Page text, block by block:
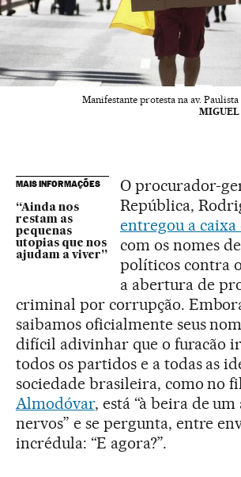
Manifestante protesta na av. Paulista
MIGUEL
MAIS INFORMAÇÕES
“Ainda nos
restam as
pequenas
utopias que nos
ajudam a viver”
O procurador-
República,
entregou a caixa
com os nomes
políticos contra
a abertura de
criminal por corrupção.
saibamos oficialmente seus
difícil adivinhar que o furacão
todos os partidos e a todas as
sociedade brasileira, como no
Almodóvar, está “à beira de um
nervos” e se pergunta, entre
incrédula: “E agora?”.